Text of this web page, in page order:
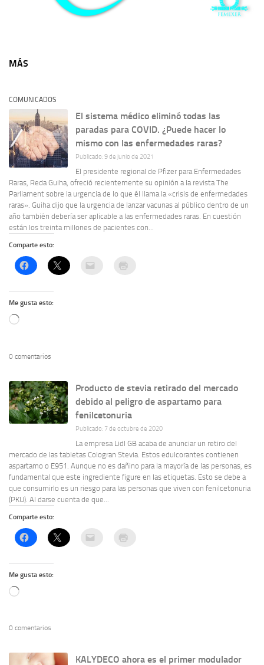
MÁS
COMUNICADOS
El sistema médico eliminó todas las
paradas para COVID. ¿Puede hacer lo
mismo con las enfermedades raras?
Publicado: 9 de junio de 2021
El presidente regional de Pfizer para Enfermedades
Raras, Reda Guiha, ofreció recientemente su opinión a la revista The
Parliament sobre la urgencia de lo que él llama la «crisis de enfermedades
raras». Guiha dijo que la urgencia de lanzar vacunas al público dentro de un
año también debería ser aplicable a las enfermedades raras. En cuestión
están los treinta millones de pacientes con...
Comparte esto:
Me gusta esto:
Cargando...
0 comentarios
Producto de stevia retirado del mercado
debido al peligro de aspartamo para
fenilcetonuria
Publicado: 7 de octubre de 2020
La empresa Lidl GB acaba de anunciar un retiro del
mercado de las tabletas Cologran Stevia. Estos edulcorantes contienen
aspartamo o E951. Aunque no es dañino para la mayoría de las personas, es
fundamental que este ingrediente figure en las etiquetas. Esto se debe a
que consumirlo es un riesgo para las personas que viven con fenilcetonuria
(PKU). Al darse cuenta de que...
Comparte esto:
Me gusta esto:
Cargando...
0 comentarios
KALYDECO ahora es el primer modulador